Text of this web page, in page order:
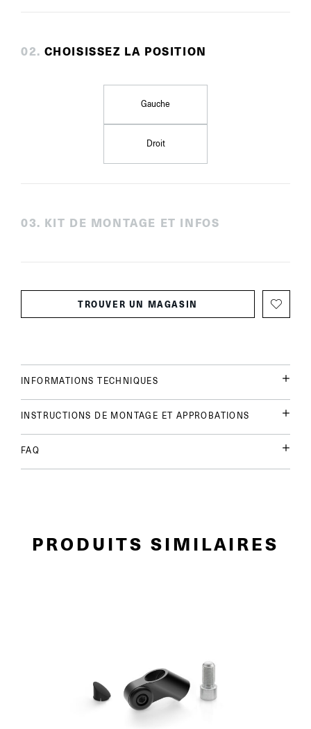
02. CHOISISSEZ LA POSITION
Gauche
Droit
03. KIT DE MONTAGE ET INFOS
TROUVER UN MAGASIN
INFORMATIONS TECHNIQUES
INSTRUCTIONS DE MONTAGE ET APPROBATIONS
FAQ
PRODUITS SIMILAIRES